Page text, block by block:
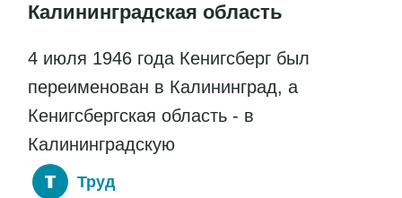
Калининградская область
4 июля 1946 года Кенигсберг был
переименован в Калининград, а
Кенигсбергская область - в
Калининградскую
Труд